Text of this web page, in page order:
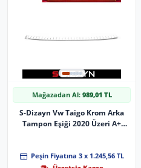
Mağazadan Al: 989,01 TL
S-Dizayn Vw Taigo Krom Arka
Tampon Eşiği 2020 Üzeri A+
Peşin Fiyatına 3 x 1.245,56 TL